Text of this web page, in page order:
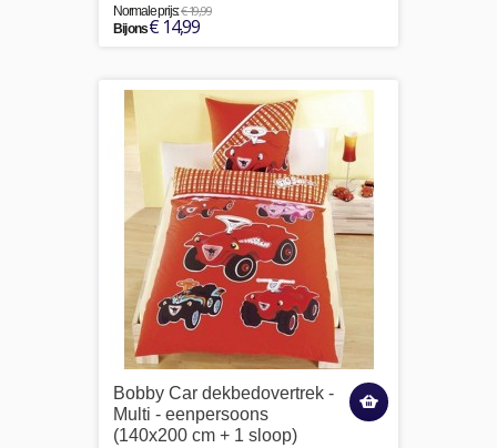
Normale prijs:€ 19,99
Bij ons€ 14,99
Bobby Car dekbedovertrek -
Multi - eenpersoons
(140x200 cm + 1 sloop)